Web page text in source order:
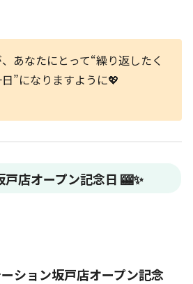
あなたにとって“繰り返したく
”になりますように💖
戸店オープン記念日 🎰✨
ーション坂戸店オープン記念